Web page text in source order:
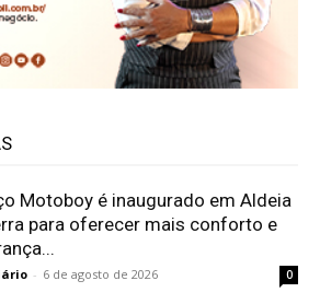
Motoboy é inaugurado em Aldeia
para oferecer mais conforto e
- 6 de agosto de 2026 0